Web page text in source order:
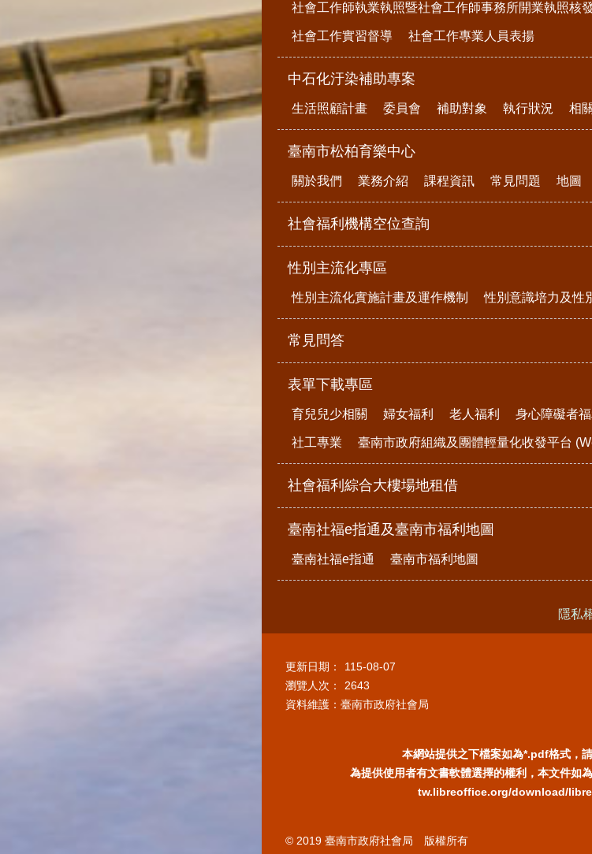
社會工作師執業執照暨社會工作師事務所開業執照核
社會工作實習督導 社會工作專業人員表揚
中石化汙染補助專案
生活照顧計畫 委員會 補助對象 執行狀況 相
臺南市松柏育樂中心
關於我們 業務介紹 課程資訊 常見問題 地圖
社會福利機構空位查詢
性別主流化專區
性別主流化實施計畫及運作機制 性別意識培力及性
常見問答
表單下載專區
育兒兒少相關 婦女福利 老人福利 身心障礙者福
社工專業 臺南市政府組織及團體輕量化收發平台
社會福利綜合大樓場地租借
臺南社福e指通及臺南市福利地圖
臺南社福e指通 臺南市福利地圖
隱私
更新日期：
115-08-07
瀏覽人次：
2643
資料維護：臺南市政府社會局
本網站提供之下檔案如為*.pdf格式，
為提供使用者有文書軟體選擇的權利，本文件
tw.libreoffice.org/download/
© 2019 臺南市政府社會局 版權所有